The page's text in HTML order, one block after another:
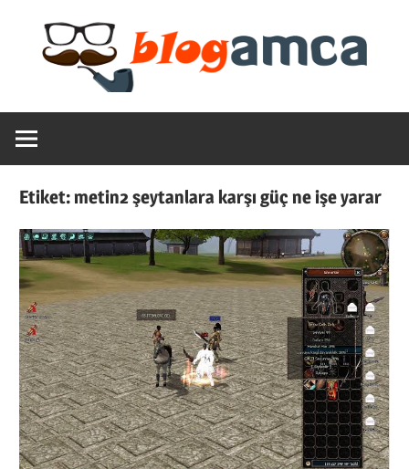
content
Blogamca
2025
Haber,
Blogların
Amcası
Etiket:metin2 şeytanlara karşı güç ne işe yarar